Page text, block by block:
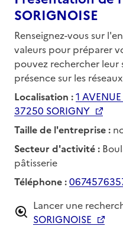
SORIGNOISE
Renseignez-vous sur
valeurs pour préparer
pouvez rechercher
présence sur les
Localisation :1
37250 SORIGNY
Taille de l'entreprise :
Secteur d'activité :
pâtisserie
Téléphone :
Lancer une
SORIGNOISE